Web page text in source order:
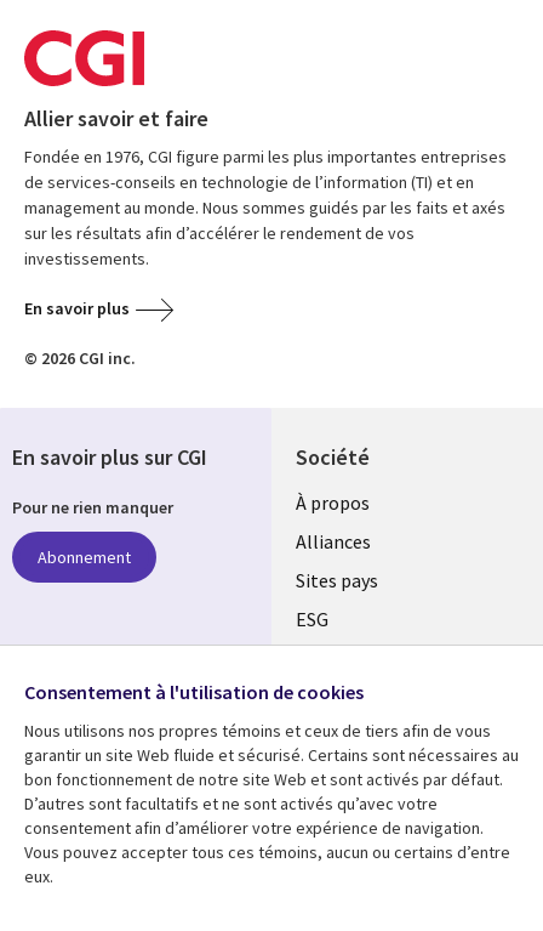
Allier savoir et faire
Fondée en 1976, CGI figure parmi les plus importantes entreprises
de services-conseils en technologie de l’information (TI) et en
management au monde. Nous sommes guidés par les faits et axés
sur les résultats afin d’accélérer le rendement de vos
investissements.
En savoir plus
© 2026 CGI inc.
Société
À propos
Alliances
Sites pays
ESG
Fusions
Salle de presse
Ressources
Articles
Support
En savoir plus sur CGI
Pour ne rien manquer
Abonnement
Suivez-nous
Social
Media
Global
FR
Consentement à l'utilisation de cookies
Nous utilisons nos propres témoins et ceux de tiers afin de vous
garantir un site Web fluide et sécurisé. Certains sont nécessaires au
bon fonctionnement de notre site Web et sont activés par défaut.
D’autres sont facultatifs et ne sont activés qu’avec votre
consentement afin d’améliorer votre expérience de navigation.
Vous pouvez accepter tous ces témoins, aucun ou certains d’entre
eux.